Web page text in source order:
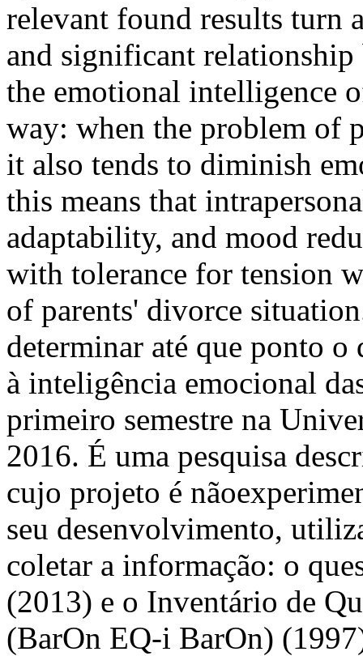
relevant found results turn
and significant relationship
the emotional intelligence
way: when the problem of
it also tends to diminish
this means that
adaptability, and mood
with tolerance for tension
of parents' divorce
determinar até que ponto
à inteligência emocional
primeiro semestre na
2016. É uma pesquisa
cujo projeto é
seu desenvolvimento,
coletar a informação: o
(2013) e o Inventário de
(BarOn EQ-i BarOn)